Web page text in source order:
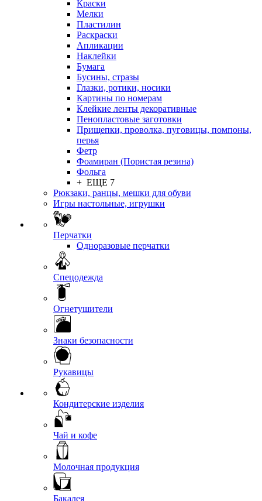
Краски
Мелки
Пластилин
Раскраски
Апликации
Наклейки
Бумага
Бусины, стразы
Глазки, ротики, носики
Картины по номерам
Клейкие ленты декоративные
Пенопластовые заготовки
Прищепки, проволка, пуговицы, помпоны,
перья
Фетр
Фоамиран (Пористая резина)
Фольга
+ ЕЩЕ 7
Рюкзаки, ранцы, мешки для обуви
Игры настольные, игрушки
Перчатки
Одноразовые перчатки
Спецодежда
Огнетушители
Знаки безопасности
Рукавицы
Кондитерские изделия
Чай и кофе
Молочная продукция
Бакалея